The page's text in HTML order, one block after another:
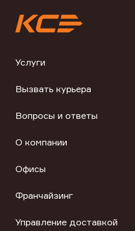
Услуги
Вызвать курьера
Вопросы и ответы
О компании
Офисы
Франчайзинг
Управление доставкой